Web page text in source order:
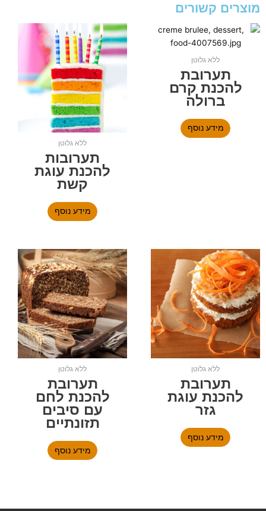
מוצרים קשורים
ללא גלוטן
תערובת
להכנת קרם
ברולה
מידע נוסף
ללא גלוטן
תערובות
להכנת עוגת
קשת
מידע נוסף
ללא גלוטן
תערובת
להכנת עוגת
גזר
מידע נוסף
ללא גלוטן
תערובת
להכנת לחם
עם סיבים
תזונתיים
מידע נוסף